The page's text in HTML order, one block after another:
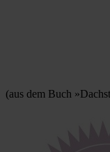
(aus dem Buch